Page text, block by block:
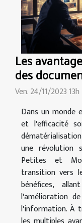
Les
des
Ven. 24/11/2023 13h
Dans un monde
et l'efficacité
une révolution
Petites et
transition vers
bénéfices,
l'amélioration
l'information. À